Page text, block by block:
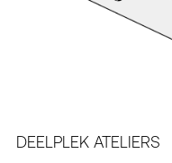
DEELPLEK ATELIERS